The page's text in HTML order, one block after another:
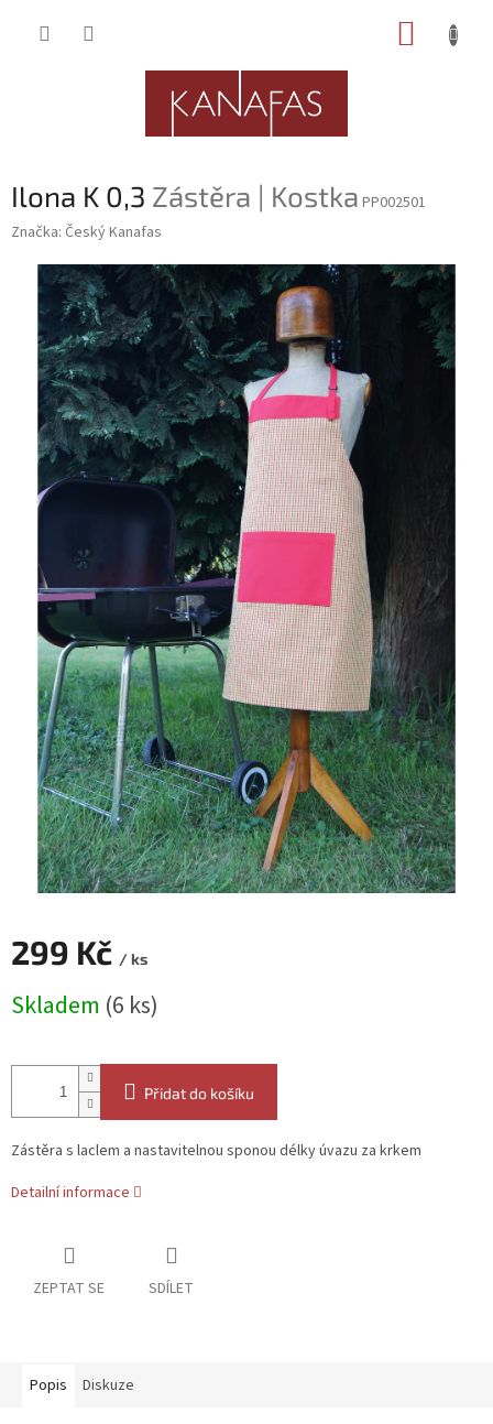
Ilona K 0,3 Zástěra | Kostka PP002501
Značka: Český Kanafas
299 Kč / ks
cena:
Skladem (6 ks)
Přidat do košíku
Zástěra s laclem a nastavitelnou sponou délky úvazu za krkem
Detailní informace
ZEPTAT SE SDÍLET
Popis Diskuze